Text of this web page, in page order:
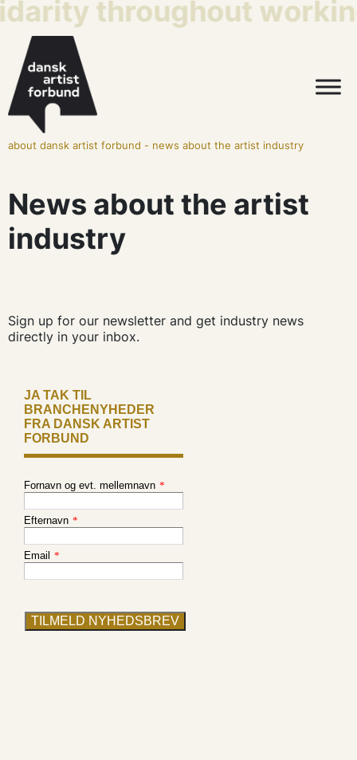
throughout
about dansk artist forbund - news about the artist industry
News about the artist
industry
Sign up for our newsletter and get industry news
directly in your inbox.